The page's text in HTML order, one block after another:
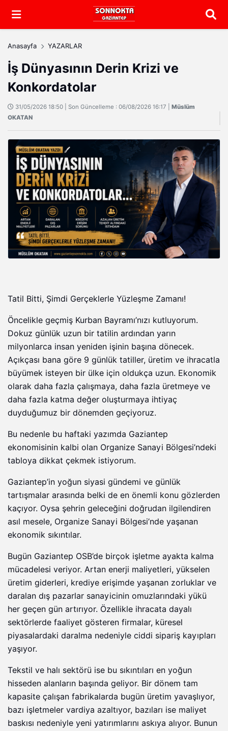
Arama
Anasayfa YAZARLAR
İş Dünyasının Derin Krizi ve
Konkordatolar
31/05/2026 18:50 | Son Güncelleme : 06/08/2026 16:17 | Müslüm
OKATAN
Tatil Bitti, Şimdi Gerçeklerle Yüzleşme Zamanı!
Öncelikle geçmiş Kurban Bayramı’nızı kutluyorum.
Dokuz günlük uzun bir tatilin ardından yarın
milyonlarca insan yeniden işinin başına dönecek.
Açıkçası bana göre 9 günlük tatiller, üretim ve ihracatla
büyümek isteyen bir ülke için oldukça uzun. Ekonomik
olarak daha fazla çalışmaya, daha fazla üretmeye ve
daha fazla katma değer oluşturmaya ihtiyaç
duyduğumuz bir dönemden geçiyoruz.
Bu nedenle bu haftaki yazımda Gaziantep
ekonomisinin kalbi olan Organize Sanayi Bölgesi’ndeki
tabloya dikkat çekmek istiyorum.
Gaziantep’in yoğun siyasi gündemi ve günlük
tartışmalar arasında belki de en önemli konu gözlerden
kaçıyor. Oysa şehrin geleceğini doğrudan ilgilendiren
asıl mesele, Organize Sanayi Bölgesi’nde yaşanan
ekonomik sıkıntılar.
Bugün Gaziantep OSB’de birçok işletme ayakta kalma
mücadelesi veriyor. Artan enerji maliyetleri, yükselen
üretim giderleri, krediye erişimde yaşanan zorluklar ve
daralan dış pazarlar sanayicinin omuzlarındaki yükü
her geçen gün artırıyor. Özellikle ihracata dayalı
sektörlerde faaliyet gösteren firmalar, küresel
piyasalardaki daralma nedeniyle ciddi sipariş kayıpları
yaşıyor.
Tekstil ve halı sektörü ise bu sıkıntıları en yoğun
hisseden alanların başında geliyor. Bir dönem tam
kapasite çalışan fabrikalarda bugün üretim yavaşlıyor,
bazı işletmeler vardiya azaltıyor, bazıları ise maliyet
baskısı nedeniyle yeni yatırımlarını askıya alıyor. Bunun